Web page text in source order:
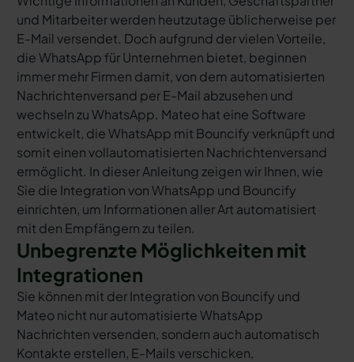
und Mitarbeiter werden heutzutage üblicherweise per
E-Mail versendet. Doch aufgrund der vielen Vorteile,
die WhatsApp für Unternehmen bietet, beginnen
immer mehr Firmen damit, von dem automatisierten
Nachrichtenversand per E-Mail abzusehen und
wechseln zu WhatsApp. Mateo hat eine Software
entwickelt, die WhatsApp mit Bouncify verknüpft und
somit einen vollautomatisierten Nachrichtenversand
ermöglicht. In dieser Anleitung zeigen wir Ihnen, wie
Sie die Integration von WhatsApp und Bouncify
einrichten, um Informationen aller Art automatisiert
mit den Empfängern zu teilen.
Unbegrenzte Möglichkeiten mit
Integrationen
Sie können mit der Integration von Bouncify und
Mateo nicht nur automatisierte WhatsApp
Nachrichten versenden, sondern auch automatisch
Kontakte erstellen, E-Mails verschicken,